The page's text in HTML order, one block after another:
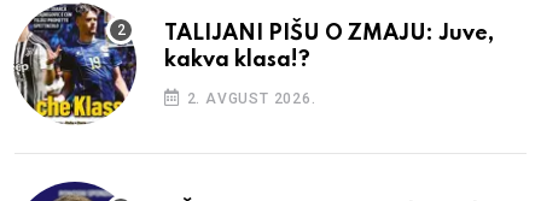
TALIJANI PIŠU O ZMAJU: Juve,
kakva klasa!?
2. AVGUST 2026.